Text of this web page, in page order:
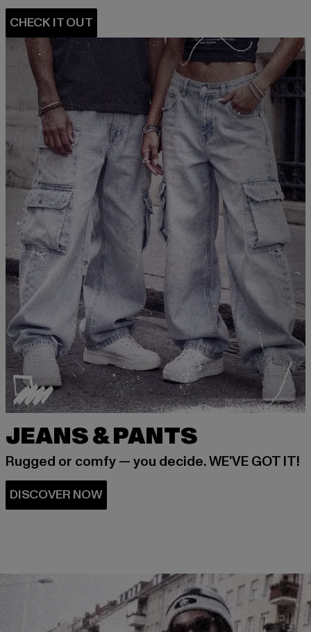
JEANS & PANTS
Rugged or comfy — you decide. WE’VE GOT IT!
DISCOVER NOW